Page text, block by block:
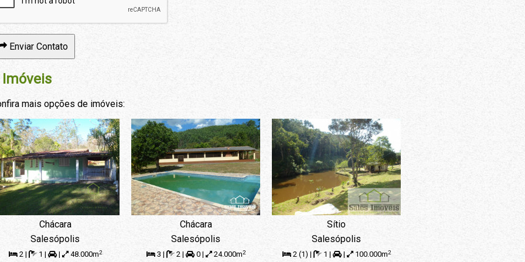
Enviar Contato
mais opções de imóveis:
Chácara
Salesópolis
2 | 1 | | 48.000m2
Chácara
Salesópolis
3 | 2 | 0 | 24.000m2
Sítio
Salesópolis
2 (1) | 1 | | 100.000m2